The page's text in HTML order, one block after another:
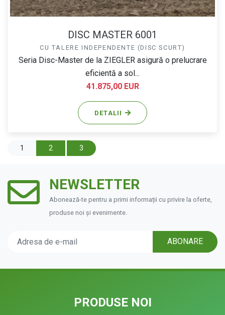
DISC MASTER 6001
CU TALERE INDEPENDENTE (DISC SCURT)
Seria Disc-Master de la ZIEGLER asigură o prelucrare
eficientă a sol...
41.875,00 EUR
DETALII
1 2 3
NEWSLETTER
Abonează-te pentru a primi informații cu privire la oferte,
produse noi și evenimente.
ABONARE
PRODUSE NOI